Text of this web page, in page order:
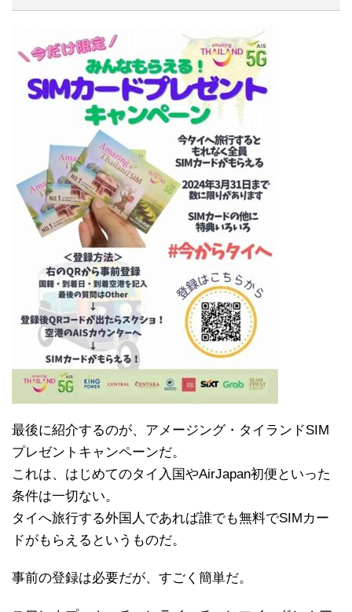
最後に紹介するのが、アメージング・タイランドSIM
プレゼントキャンペーンだ。
これは、はじめてのタイ入国やAirJapan初便といった
条件は一切ない。
タイへ旅行する外国人であれば誰でも無料でSIMカー
ドがもらえるというものだ。
事前の登録は必要だが、すごく簡単だ。